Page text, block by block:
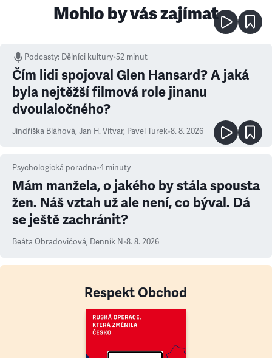
Mohlo by vás zajímat
Podcasty: Dělníci kultury•52 minut
Čím lidi spojoval Glen Hansard? A jaká
byla nejtěžší filmová role jinanu
dvoulaločného?
Jindřiška Bláhová, Jan H. Vitvar, Pavel Turek•8. 8. 2026
Psychologická poradna•4 minuty
Mám manžela, o jakého by stála spousta
žen. Náš vztah už ale není, co býval. Dá
se ještě zachránit?
Beáta Obradovičová, Denník N•8. 8. 2026
Respekt Obchod